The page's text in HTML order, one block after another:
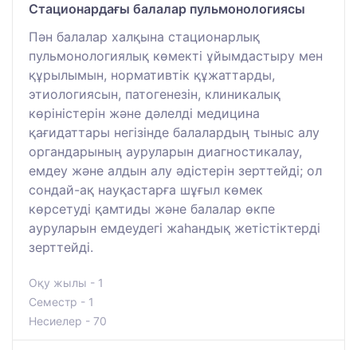
Стационардағы балалар пульмонологиясы
Пән балалар халқына стационарлық
пульмонологиялық көмекті ұйымдастыру мен
құрылымын, нормативтік құжаттарды,
этиологиясын, патогенезін, клиникалық
көріністерін және дәлелді медицина
қағидаттары негізінде балалардың тыныс алу
органдарының ауруларын диагностикалау,
емдеу және алдын алу әдістерін зерттейді; ол
сондай-ақ науқастарға шұғыл көмек
көрсетуді қамтиды және балалар өкпе
ауруларын емдеудегі жаһандық жетістіктерді
зерттейді.
Оқу жылы - 1
Семестр - 1
Несиелер - 70